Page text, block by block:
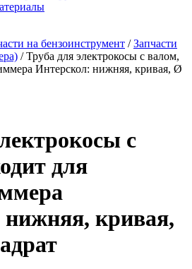
на бензоинструмент /Запчасти
/ Труба для электрокосы с валом,
Интерскол: нижняя, кривая, Ø
с
для
кривая,